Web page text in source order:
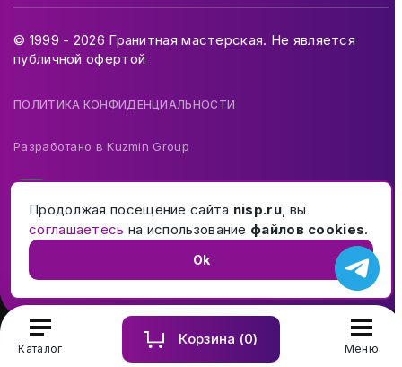
Каталог
Корзина (0)
Меню
© 1999 - 2026 Гранитная мастерская. Не является
публичной офертой
ПОЛИТИКА КОНФИДЕНЦИАЛЬНОСТИ
Разработано вKuzmin Group
Купить и заказать памятник на могилу в Москве и МО
Продолжая посещение сайта nisp.ru, вы
соглашаетесь на использование файлов cookies.
Ok